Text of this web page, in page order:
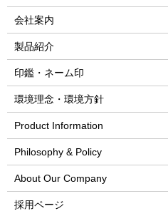
会社案内
製品紹介
印鑑・ネーム印
環境理念・環境方針
Product Information
Philosophy & Policy
About Our Company
採用ページ